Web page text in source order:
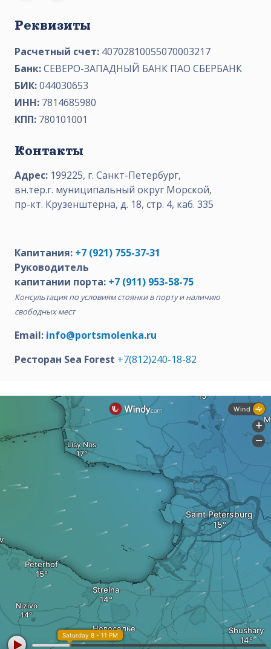
Реквизиты
Расчетный счет: 40702810055070003217
Банк:СЕВЕРО-ЗАПАДНЫЙ БАНК ПАО СБЕРБАНК
БИК:044030653
ИНН: 7814685980
КПП: 780101001
Контакты
Адрес: 199225, г. Санкт-Петербург,
вн.тер.г. муниципальный округ Морской,
пр-кт. Крузенштерна, д. 18, стр. 4, каб. 335
Капитания: +7 (921) 755-37-31
Руководитель
капитании порта: +7 (911) 953-58-75
Консультация по условиям стоянки в порту и наличию
свободных мест
Email: info@portsmolenka.ru
Ресторан Sea Forest +7(812)240-18-82